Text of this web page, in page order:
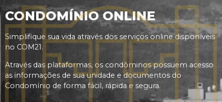
CONDOMÍNIO ONLINE
Simplifique sua vida através dos serviços online disponíveis
no COM21.
Através das plataformas, os condôminos possuem acesso
as informações de sua unidade e documentos do
Condomínio de forma fácil, rápida e segura.